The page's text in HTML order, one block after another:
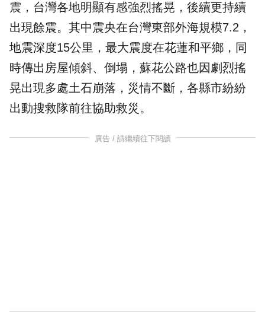
震 ，台灣各地明顯有感強烈搖晃，後續更持續
出現餘震。其中震央在台灣東部外海規模7.2，
地震深度15公里，最大震度在花蓮和平鄉，同
時傳出房屋傾斜、倒塌，蘇花公路也因劇烈搖
晃出現多處土石崩落，災情不斷，各縣市紛紛
出動搜救隊前往協助救災 。
廣告 / 請繼續往下閱讀